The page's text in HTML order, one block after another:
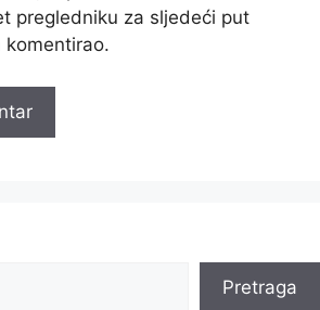
pregledniku za sljedeći put
Pretraga